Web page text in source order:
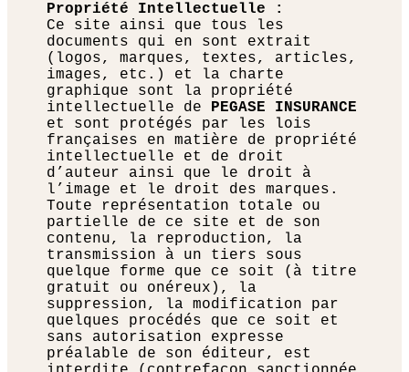
Propriété Intellectuelle :
Ce site ainsi que tous les
documents qui en sont extrait
(logos, marques, textes, articles,
images, etc.) et la charte
graphique sont la propriété
intellectuelle de PEGASE INSURANCE
et sont protégés par les lois
françaises en matière de propriété
intellectuelle et de droit
d’auteur ainsi que le droit à
l’image et le droit des marques.
Toute représentation totale ou
partielle de ce site et de son
contenu, la reproduction, la
transmission à un tiers sous
quelque forme que ce soit (à titre
gratuit ou onéreux), la
suppression, la modification par
quelques procédés que ce soit et
sans autorisation expresse
préalable de son éditeur, est